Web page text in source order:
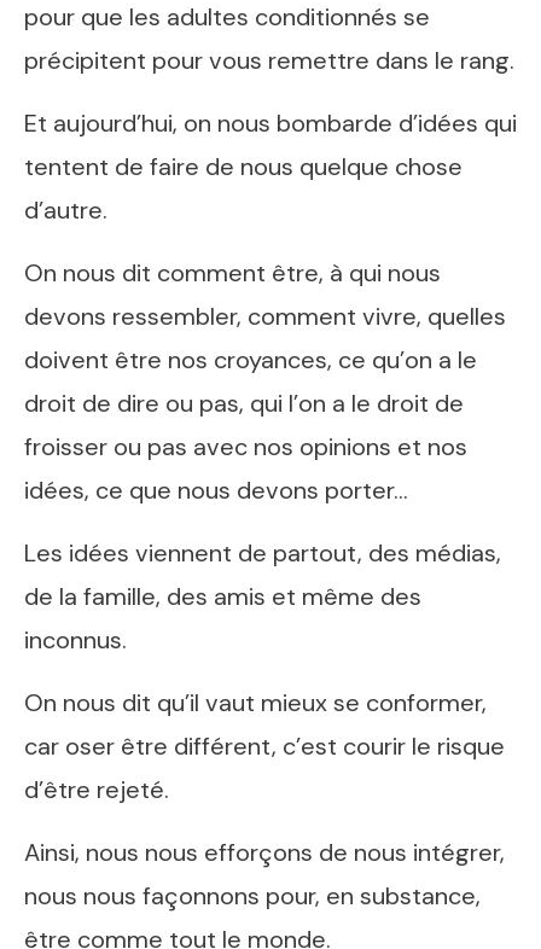
pour que les adultes conditionnés se
précipitent pour vous remettre dans le rang.
Et aujourd’hui, on nous bombarde d’idées qui
tentent de faire de nous quelque chose
d’autre.
On nous dit comment être, à qui nous
devons ressembler, comment vivre, quelles
doivent être nos croyances, ce qu’on a le
droit de dire ou pas, qui l’on a le droit de
froisser ou pas avec nos opinions et nos
idées, ce que nous devons porter…
Les idées viennent de partout, des médias,
de la famille, des amis et même des
inconnus.
On nous dit qu’il vaut mieux se conformer,
car oser être différent, c’est courir le risque
d’être rejeté.
Ainsi, nous nous efforçons de nous intégrer,
nous nous façonnons pour, en substance,
être comme tout le monde.